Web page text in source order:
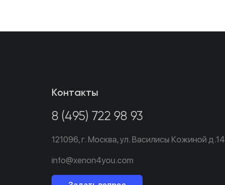
Контакты
8 (495) 722 98 93
121096,г. Москва,ул. Василисы Кожиной д.14
info@xenon4you.com